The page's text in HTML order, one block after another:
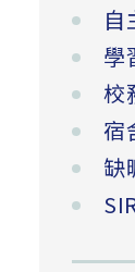
自
學
校
宿
缺